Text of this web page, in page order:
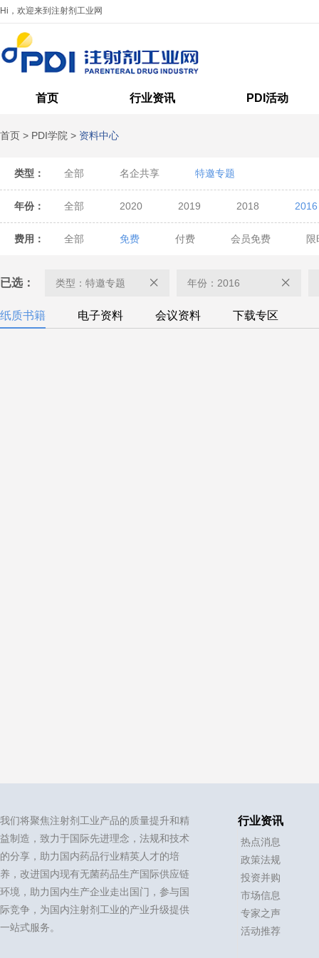
Hi，欢迎来到注射剂工业网
首页 行业资讯 PDI活动
首页 > PDI学院 > 资料中心
类型： 全部 名企共享 特邀专题
年份： 全部 2020 2019 2018 2016
费用： 全部 免费 付费 会员免费
已选： 类型：特邀专题 年份：2016
纸质书籍 电子资料 会议资料 下载专区
我们将聚焦注射剂工业产品的质量提升和精
益制造，致力于国际先进理念，法规和技术
的分享，助力国内药品行业精英人才的培
养，改进国内现有无菌药品生产国际供应链
环境，助力国内生产企业走出国门，参与国
际竞争，为国内注射剂工业的产业升级提供
一站式服务。
行业资讯
热点消息
政策法规
投资并购
市场信息
专家之声
活动推荐